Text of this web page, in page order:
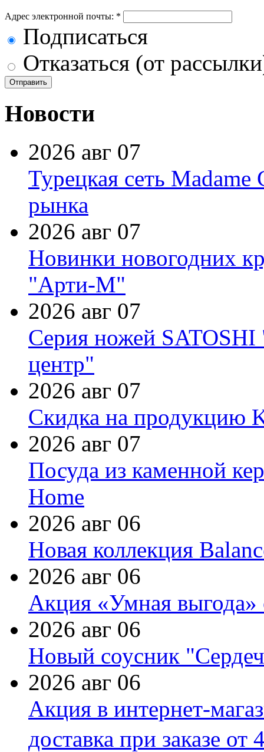
Адрес электронной почты: *
Подписаться
Отказаться (от
Новости
2026 авг 07
Турецкая сеть Madame
рынка
2026 авг 07
Новинки новогодних
"Арти-М"
2026 авг 07
Серия ножей
центр"
2026 авг 07
Скидка на продукцию
2026 авг 07
Посуда из каменной
Home
2026 авг 06
Новая коллекция
2026 авг 06
Акция «Умная выгода»
2026 авг 06
Новый соусник
2026 авг 06
Акция в интернет-
доставка при заказе от